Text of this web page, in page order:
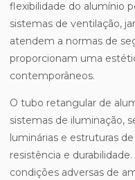
flexibilidade do alumínio
sistemas de ventilação,
atendem a normas de
proporcionam uma
contemporâneos.
O tubo retangular de
sistemas de iluminação,
luminárias e estruturas
resistência e
condições adversas de